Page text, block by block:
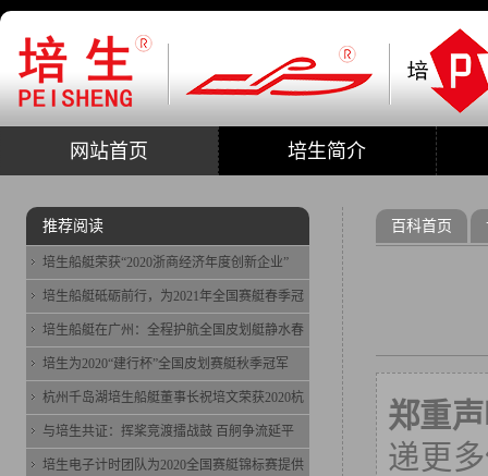
网站首页 培生简介
百科首页
郑重
递更
推荐阅读
培生船艇荣获“2020浙商经济年度创新企业”
培生船艇砥砺前行，为2021年全国赛艇春季冠
培生船艇在广州：全程护航全国皮划艇静水春
培生为2020“建行杯”全国皮划赛艇秋季冠军
杭州千岛湖培生船艇董事长祝培文荣获2020杭
与培生共证：挥桨竞渡擂战鼓 百舸争流延平
培生电子计时团队为2020全国赛艇锦标赛提供